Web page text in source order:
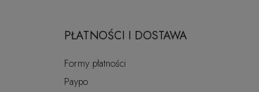
PŁATNOŚCI I DOSTAWA
Formy płatności
Paypo